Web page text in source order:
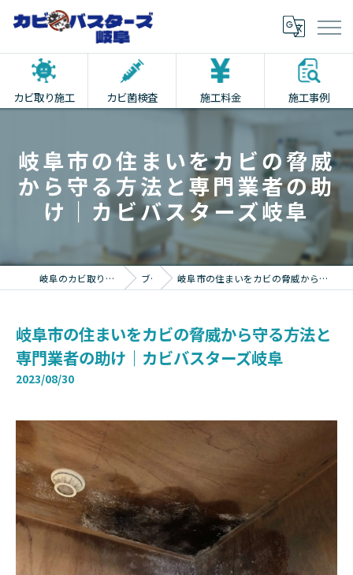
カビ取り施工 カビ菌検査 施工料金 施工事例
岐阜市の住まいをカビの脅威
から守る方法と専門業者の助
け｜カビバスターズ岐阜
岐阜のカビ取りならカビバスターズ岐阜 ブログ 岐阜市の住まいをカビの脅威から守る方法と専門業者の助け｜カビバスターズ岐阜
岐阜市の住まいをカビの脅威から守る方法と
専門業者の助け｜カビバスターズ岐阜
2023/08/30